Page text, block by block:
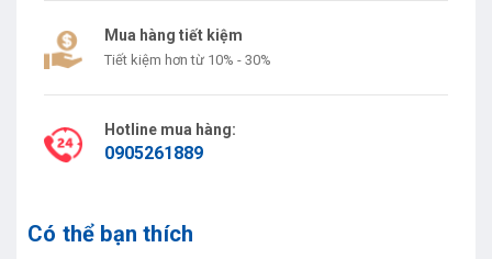
Mua hàng tiết kiệm
Tiết kiệm hơn từ 10% - 30%
Hotline mua hàng:
0905261889
Có thể bạn thích